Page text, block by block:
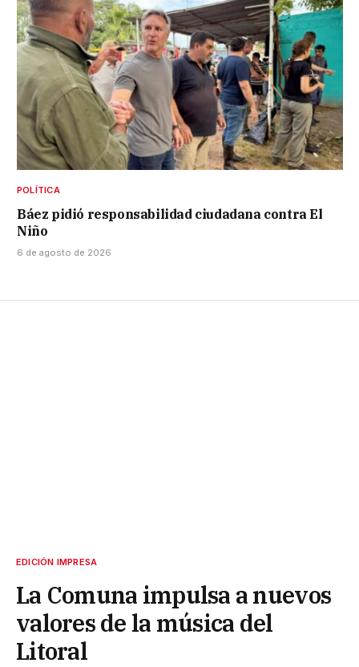
POLÍTICA
Báez pidió responsabilidad ciudadana contra El
Niño
6 de agosto de 2026
EDICIÓN IMPRESA
La Comuna impulsa a nuevos
valores de la música del
Litoral